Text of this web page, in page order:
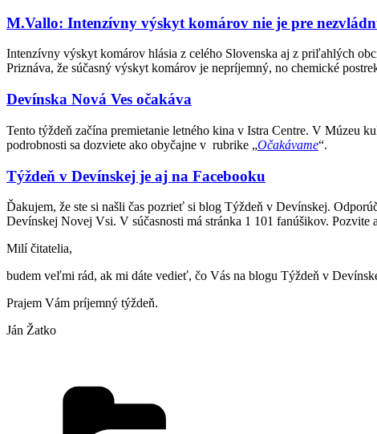
M.Vallo: Intenzívny výskyt komárov nie je pre
Intenzívny výskyt komárov hlásia z celého Slovenska aj z priľahlých
Priznáva, že súčasný výskyt komárov je nepríjemný, no chemické
Devínska Nová Ves očakáva
Tento týždeň začína premietanie letného kina v Istra Centre. V Múzeu
podrobnosti sa dozviete ako obyčajne v rubrike „Očakávame“.
Týždeň v Devínskej je aj na Facebooku
Ďakujem, že ste si našli čas pozrieť si blog Týždeň v Devínskej.
Devínskej Novej Vsi. V súčasnosti má stránka 1 101 fanúšikov.
Milí čitatelia,
budem veľmi rád, ak mi dáte vedieť, čo Vás na blogu Týždeň v
Prajem Vám príjemný týždeň.
Ján Žatko